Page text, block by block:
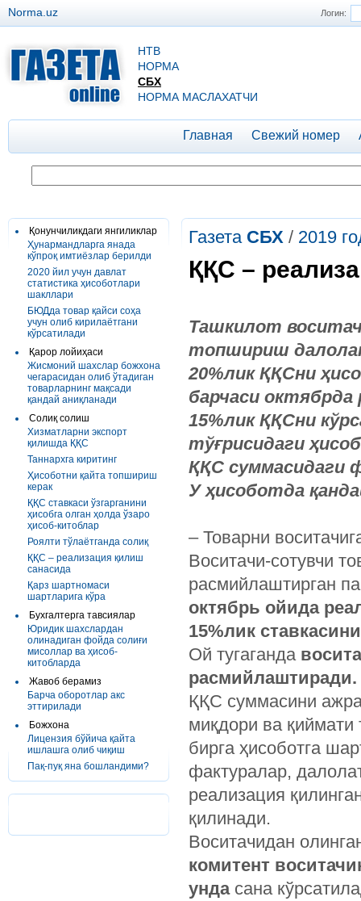
Логин:
Norma.uz
НТВ
НОРМА
СБХ
НОРМА МАСЛАХАТЧИ
Главная Свежий номер
Қонунчиликдаги янгиликлар
Ҳунармандларга янада
кўпроқ имтиёзлар берилди
2020 йил учун давлат
статистика ҳисоботлари
шакллари
БЮДда товар қайси соҳа
учун олиб кирилаётгани
кўрсатилади
Қарор лойиҳаси
Жисмоний шахслар божхона
чегарасидан олиб ўтадиган
товарларнинг мақсади
қандай аниқланади
Солиқ солиш
Хизматларни экспорт
қилишда ҚҚС
Таннархга киритинг
Ҳисоботни қайта топшириш
керак
ҚҚС ставкаси ўзгарганини
ҳисобга олган ҳолда ўзаро
ҳисоб-китоблар
Роялти тўлаётганда солиқ
ҚҚС – реализация қилиш
санасида
Қарз шартномаси
шартларига кўра
Бухгалтерга тавсиялар
Юридик шахслардан
олинадиган фойда солиғи
мисоллар ва ҳисоб-
китобларда
Жавоб берамиз
Барча оборотлар акс
эттирилади
Божхона
Лицензия бўйича қайта
ишлашга олиб чиқиш
Пақ-пуқ яна бошландими?
Газета СБХ / 2019
ҚҚС –
Ташкилот
топшириш
20%лик ҚҚСни
барчаси октябрда
15%лик ҚҚСни
тўғрисидаги
ҚҚС суммасидаги
У ҳисоботда
– Товарни
Воситачи-сотувчи
расмийлаштирган
октябрь ойида
15%лик
Ой тугаганда
расмийлаштиради.
ҚҚС суммасини
миқдори ва қиймати
бирга ҳисоботга
фактуралар,
реализация
қилинади.
Воситачидан
комитент
ундасана